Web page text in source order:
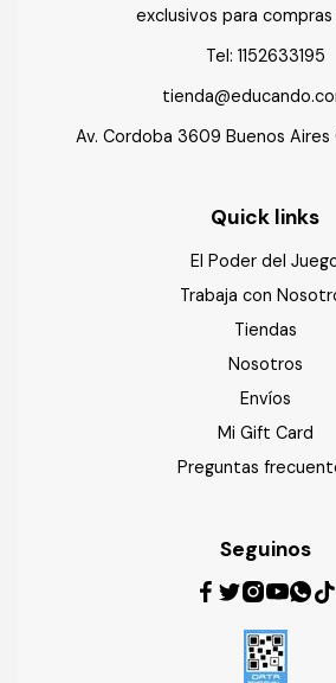
exclusivos para
Tel: 1152633195
Av. Cordoba 3609 Buenos Aires
Quick links
El Poder del
Trabaja con
Tiendas
Nosotros
Envíos
Mi Gift Card
Preguntas
Seguinos